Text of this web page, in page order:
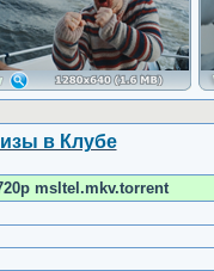
в Клубе
msltel.mkv.torrent